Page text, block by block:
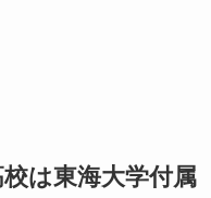
は東海大学付属